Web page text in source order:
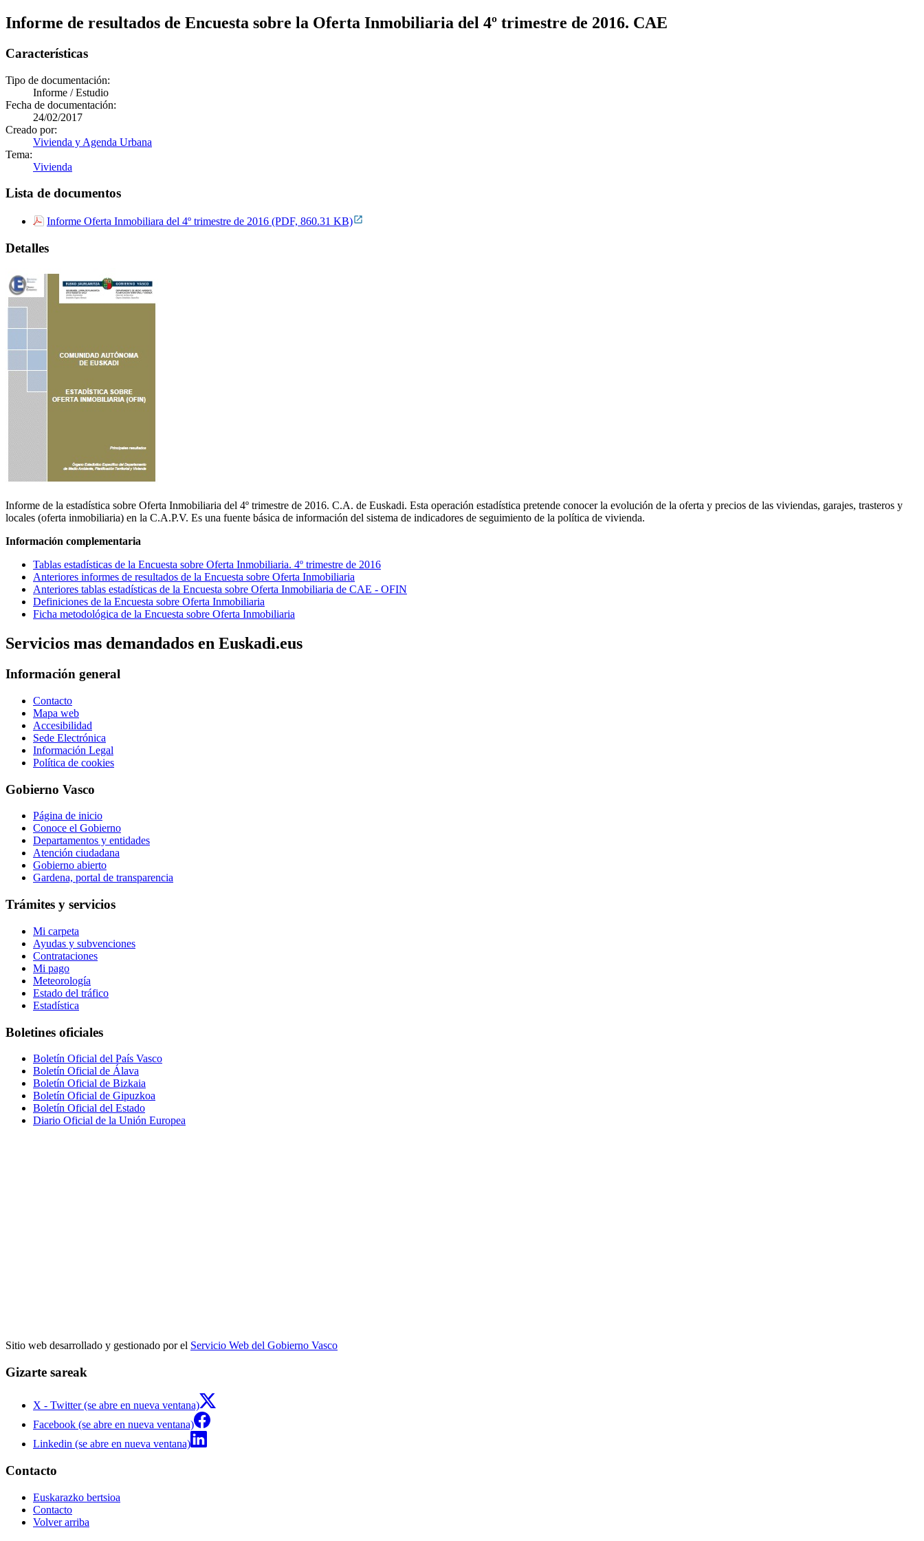
Informe de resultados de Encuesta sobre la Oferta Inmobiliaria del 4º trimestre de 2016. CAE
Características
Tipo de documentación:
Informe / Estudio
Fecha de documentación:
24/02/2017
Creado por:
Vivienda y Agenda Urbana
Tema:
Vivienda
Lista de documentos
Informe Oferta Inmobiliara del 4º trimestre de 2016 (PDF, 860.31 KB)
Detalles
Informe de la estadística sobre Oferta Inmobiliaria del 4º trimestre de 2016. C.A. de Euskadi. Esta operación estadística pretende conocer la evolución de la oferta y precios de las viviendas, garajes, trasteros y
locales (oferta inmobiliaria) en la C.A.P.V. Es una fuente básica de información del sistema de indicadores de seguimiento de la política de vivienda.
Información complementaria
Tablas estadísticas de la Encuesta sobre Oferta Inmobiliaria. 4º trimestre de 2016
Anteriores informes de resultados de la Encuesta sobre Oferta Inmobiliaria
Anteriores tablas estadísticas de la Encuesta sobre Oferta Inmobiliaria de CAE - OFIN
Definiciones de la Encuesta sobre Oferta Inmobiliaria
Ficha metodológica de la Encuesta sobre Oferta Inmobiliaria
Servicios mas demandados en Euskadi.eus
Información general
Contacto
Mapa web
Accesibilidad
Sede Electrónica
Información Legal
Política de cookies
Gobierno Vasco
Página de inicio
Conoce el Gobierno
Departamentos y entidades
Atención ciudadana
Gobierno abierto
Gardena, portal de transparencia
Trámites y servicios
Mi carpeta
Ayudas y subvenciones
Contrataciones
Mi pago
Meteorología
Estado del tráfico
Estadística
Boletines oficiales
Boletín Oficial del País Vasco
Boletín Oficial de Álava
Boletín Oficial de Bizkaia
Boletín Oficial de Gipuzkoa
Boletín Oficial del Estado
Diario Oficial de la Unión Europea
Sitio web desarrollado y gestionado por el Servicio Web del Gobierno Vasco
Gizarte sareak
X - Twitter (se abre en nueva ventana)
Facebook (se abre en nueva ventana)
Linkedin (se abre en nueva ventana)
Contacto
Euskarazko bertsioa
Contacto
Volver arriba